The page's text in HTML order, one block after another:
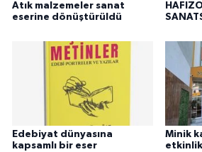
Atık malzemeler sanat
eserine dönüştürüldü
Edebiyat dünyasına
kapsamlı bir eser
Minik
etkinlik